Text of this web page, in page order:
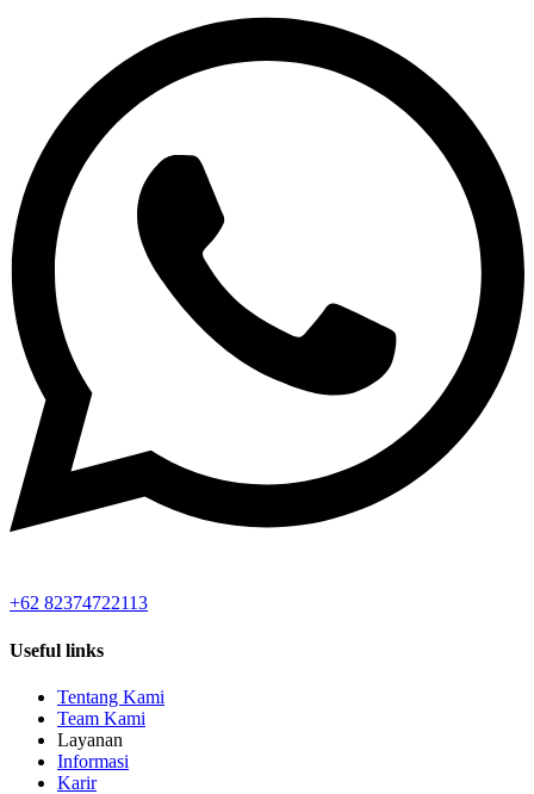
+62 82374722113
Useful links
Tentang Kami
Team Kami
Layanan
Informasi
Karir